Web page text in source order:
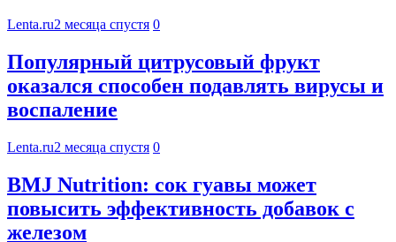
Lenta.ru2 месяца спустя 0
Популярный цитрусовый фрукт
оказался способен подавлять вирусы и
воспаление
Lenta.ru2 месяца спустя 0
BMJ Nutrition: сок гуавы может
повысить эффективность добавок с
железом